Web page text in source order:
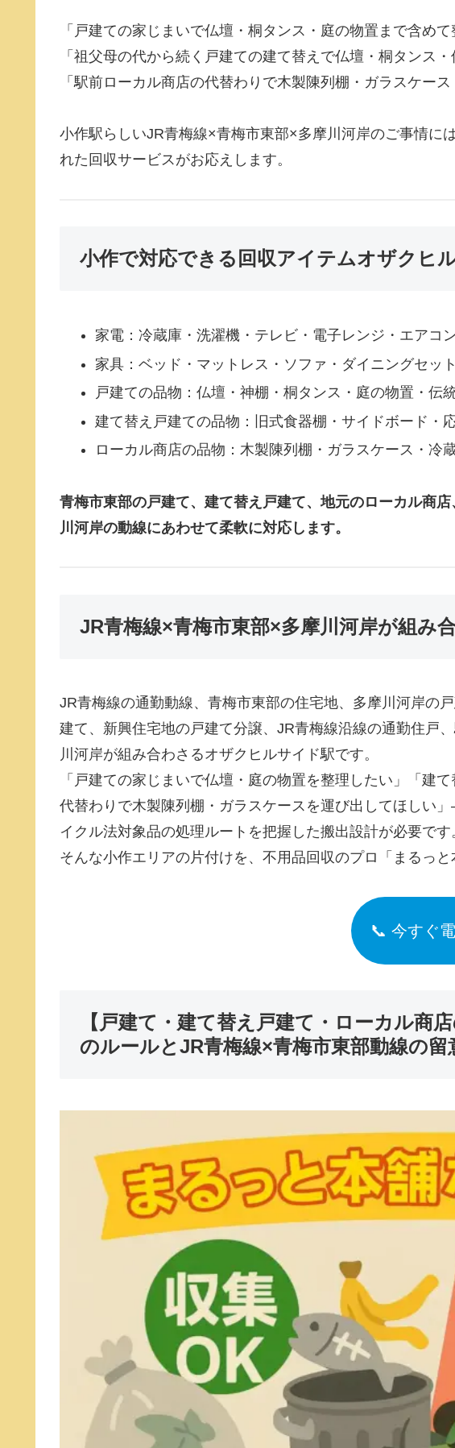
「戸建ての家じまいで仏壇・桐タンス・庭の物置まで含めて
「祖父母の代から続く戸建ての建て替えで仏壇・桐タンス
「駅前ローカル商店の代替わりで木製陳列棚・ガラスケー
小作駅らしいJR青梅線×青梅市東部×多摩川河岸のご事情には
れた回収サービスがお応えします。
小作で対応できる回収アイテムオザクヒ
家電：冷蔵庫・洗濯機・テレビ・電子レンジ・エアコ
家具：ベッド・マットレス・ソファ・ダイニングセッ
戸建ての品物：仏壇・神棚・桐タンス・庭の物置・伝
建て替え戸建ての品物：旧式食器棚・サイドボード・
ローカル商店の品物：木製陳列棚・ガラスケース・冷
青梅市東部の戸建て、建て替え戸建て、地元のローカル商
川河岸の動線にあわせて柔軟に対応します。
JR青梅線×青梅市東部×多摩川河岸が組み
JR青梅線の通勤動線、青梅市東部の住宅地、多摩川河岸の
建て、新興住宅地の戸建て分譲、JR青梅線沿線の通勤住
川河岸が組み合わさるオザクヒルサイド駅です。
「戸建ての家じまいで仏壇・庭の物置を整理したい」「建
代替わりで木製陳列棚・ガラスケースを運び出してほしい
イクル法対象品の処理ルートを把握した搬出設計が必要です
そんな小作エリアの片付けを、不用品回収のプロ「まるっ
📞 今すぐ
【戸建て・建て替え戸建て・ローカル商
のルールとJR青梅線×青梅市東部動線の留